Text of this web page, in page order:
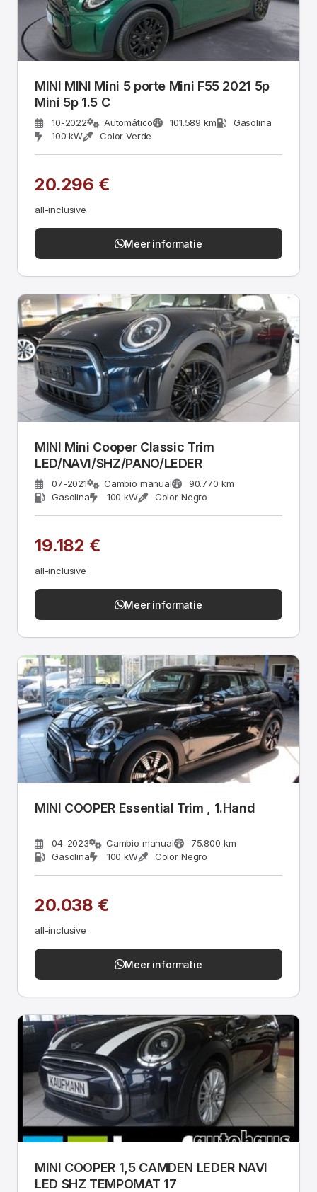
MINI MINI Mini 5 porte Mini F55 2021 5p
Mini 5p 1.5 C
10-2022 Automático 101.589 km
Gasolina
100 kW
Color Verde
20.296 €
all-inclusive
Meer informatie
MINI Mini Cooper Classic Trim
LED/NAVI/SHZ/PANO/LEDER
07-2021 Cambio manual
90.770 km
Gasolina
100 kW Color Negro
19.182 €
all-inclusive
Meer informatie
MINI COOPER Essential Trim , 1.Hand
04-2023 Cambio manual
75.800 km
Gasolina
100 kW Color Negro
20.038 €
all-inclusive
Meer informatie
MINI COOPER 1,5 CAMDEN LEDER NAVI
LED SHZ TEMPOMAT 17